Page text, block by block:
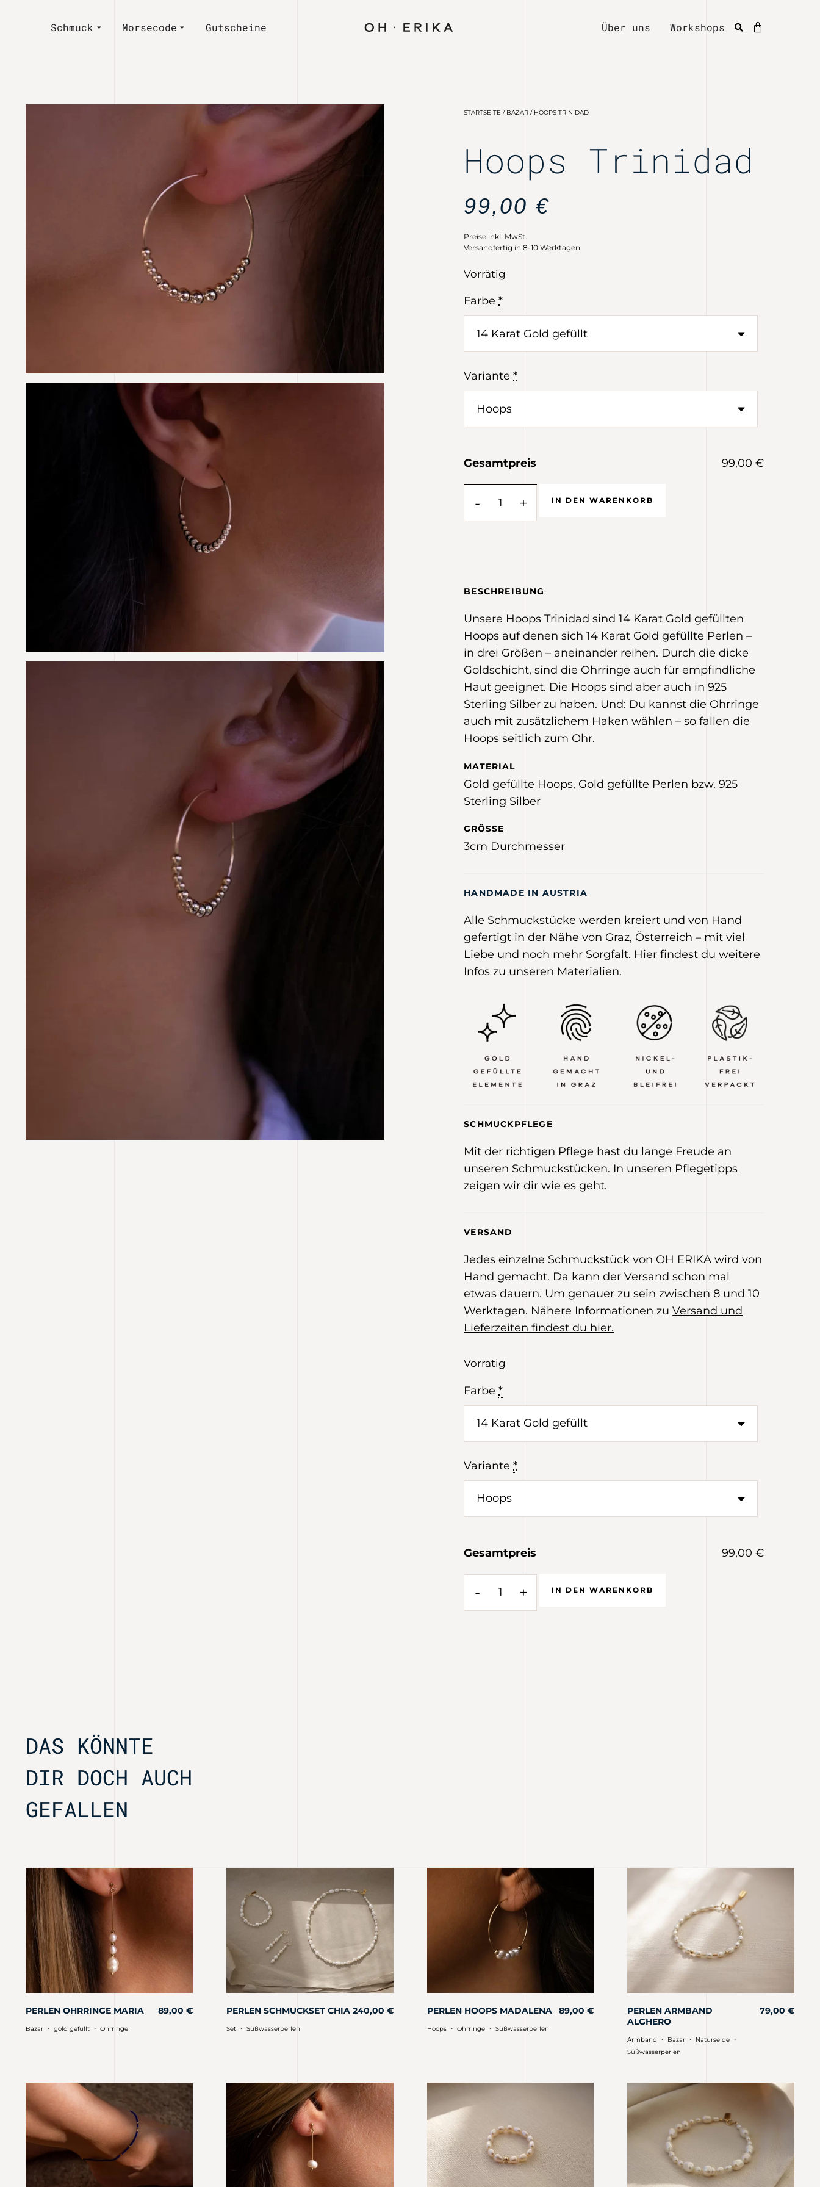
Schmuck Morsecode Gutscheine Über uns Workshops
STARTSEITE / BAZAR / HOOPS TRINIDAD
Hoops Trinidad
99,00€
Preise inkl. MwSt.
Versandfertig in 8-10 Werktagen
Vorrätig
Farbe *
Variante *
Gesamtpreis 99,00 €
- + IN DEN WARENKORB
BESCHREIBUNG
Unsere Hoops Trinidad sind 14 Karat Gold gefüllten
Hoops auf denen sich 14 Karat Gold gefüllte Perlen –
in drei Größen – aneinander reihen. Durch die dicke
Goldschicht, sind die Ohrringe auch für empfindliche
Haut geeignet. Die Hoops sind aber auch in 925
Sterling Silber zu haben. Und: Du kannst die Ohrringe
auch mit zusätzlichem Haken wählen – so fallen die
Hoops seitlich zum Ohr.
MATERIAL
Gold gefüllte Hoops, Gold gefüllte Perlen bzw. 925
Sterling Silber
GRÖSSE
3cm Durchmesser
HANDMADE IN AUSTRIA
Alle Schmuckstücke werden kreiert und von Hand
gefertigt in der Nähe von Graz, Österreich – mit viel
Liebe und noch mehr Sorgfalt. Hier findest du weitere
Infos zu unseren Materialien.
SCHMUCKPFLEGE
Mit der richtigen Pflege hast du lange Freude an
unseren Schmuckstücken. In unseren Pflegetipps
zeigen wir dir wie es geht.
VERSAND
Jedes einzelne Schmuckstück von OH ERIKA wird von
Hand gemacht. Da kann der Versand schon mal
etwas dauern. Um genauer zu sein zwischen 8 und 10
Werktagen. Nähere Informationen zuVersand und
Lieferzeiten findest du hier.
Vorrätig
Farbe *
Variante *
Gesamtpreis 99,00 €
- + IN DEN WARENKORB
DAS KÖNNTE
DIR DOCH AUCH
GEFALLEN
PERLEN OHRRINGE MARIA 89,00 €
Bazar ・ gold gefüllt ・ Ohrringe
PERLEN SCHMUCKSET CHIA 240,00 €
Set・ Süßwasserperlen
PERLEN HOOPS MADALENA 89,00€
Hoops・ Ohrringe・ Süßwasserperlen
PERLEN ARMBAND
ALGHERO
79,00 €
Armband ・ Bazar ・ Naturseide ・
Süßwasserperlen